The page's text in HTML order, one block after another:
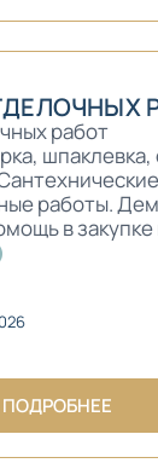
работ
шпаклевка,
работы.
в закупке
ПОДРОБНЕЕ